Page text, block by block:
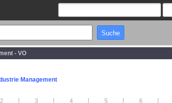
- VO
Management
2 3 4 5 6